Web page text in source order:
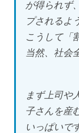
が得られず
プされるよ
こうして「
当然、社会
まず上司や
子さんを産
いっぱいで